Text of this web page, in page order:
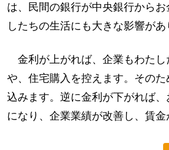
は、民間の銀行が中央銀行から
したちの生活にも大きな影響があ
金利が上がれば、企業もわたし
や、住宅購入を控えます。その
込みます。逆に金利が下がれば
になり、企業業績が改善し、賃金